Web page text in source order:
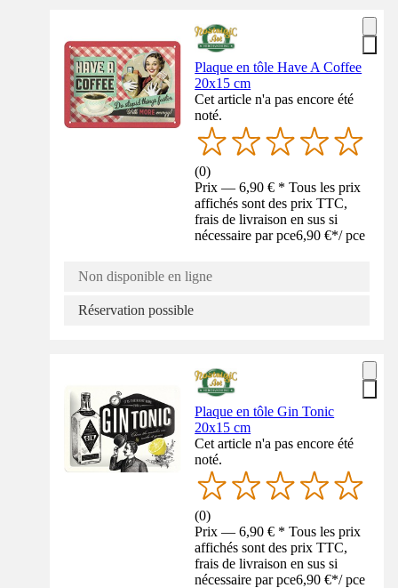
Plaque en tôle Have A Coffee
20x15 cm
Cet article n'a pas encore été
noté.
(0)
Prix — 6,90 € * Tous les prix
affichés sont des prix TTC,
frais de livraison en sus si
nécessaire par pce6,90 €*/ pce
Non disponible en ligne
Réservation possible
Plaque en tôle Gin Tonic
20x15 cm
Cet article n'a pas encore été
noté.
(0)
Prix — 6,90 € * Tous les prix
affichés sont des prix TTC,
frais de livraison en sus si
nécessaire par pce6,90 €*/ pce